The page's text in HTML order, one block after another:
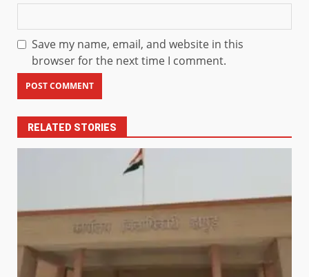
Save my name, email, and website in this
browser for the next time I comment.
RELATED STORIES